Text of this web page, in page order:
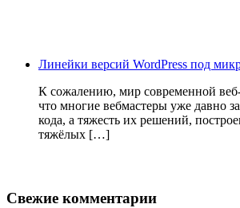
Линейки версий WordPress под
К сожалению, мир современной веб-
что многие вебмастеры уже давно
кода, а тяжесть их решений,
тяжёлых […]
Свежие комментарии